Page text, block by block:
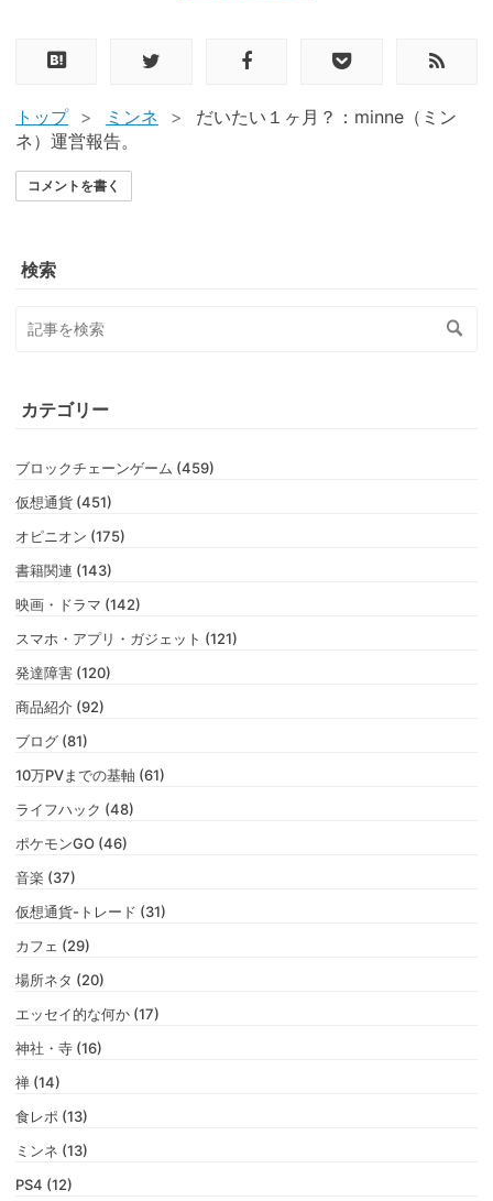
トップ > ミンネ >
だいたい１ヶ月？：minne（ミン
ネ）運営報告。
コメントを書く
検索
カテゴリー
ブロックチェーンゲーム (459)
仮想通貨 (451)
オピニオン (175)
書籍関連 (143)
映画・ドラマ (142)
スマホ・アプリ・ガジェット (121)
発達障害 (120)
商品紹介 (92)
ブログ (81)
10万PVまでの基軸 (61)
ライフハック (48)
ポケモンGO (46)
音楽 (37)
仮想通貨-トレード (31)
カフェ (29)
場所ネタ (20)
エッセイ的な何か (17)
神社・寺 (16)
禅 (14)
食レポ (13)
ミンネ (13)
PS4 (12)